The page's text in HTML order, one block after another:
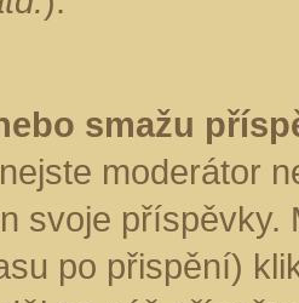
smažu
moderátor
svoje
po přispění)